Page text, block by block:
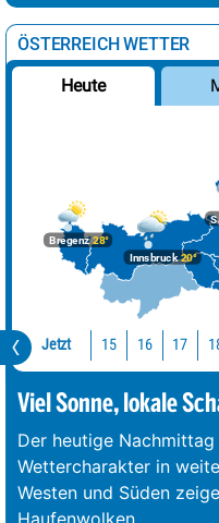
ÖSTERREICH WETTER
Heute
Bregenz28°
Innsbruck20°
Jetzt 15 16 17
Viel Sonne, lokale
Der heutige
Wettercharakter in
Westen und Süden
Haufenwolken.